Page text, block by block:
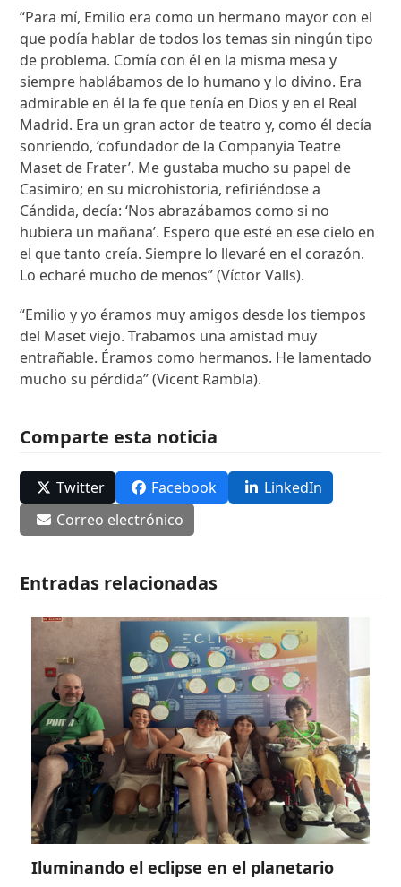
“Para mí, Emilio era como un hermano mayor con el
que podía hablar de todos los temas sin ningún tipo
de problema. Comía con él en la misma mesa y
siempre hablábamos de lo humano y lo divino. Era
admirable en él la fe que tenía en Dios y en el Real
Madrid. Era un gran actor de teatro y, como él decía
sonriendo, ‘cofundador de la Companyia Teatre
Maset de Frater’. Me gustaba mucho su papel de
Casimiro; en su microhistoria, refiriéndose a
Cándida, decía: ‘Nos abrazábamos como si no
hubiera un mañana’. Espero que esté en ese cielo en
el que tanto creía. Siempre lo llevaré en el corazón.
Lo echaré mucho de menos” (Víctor Valls).
“Emilio y yo éramos muy amigos desde los tiempos
del Maset viejo. Trabamos una amistad muy
entrañable. Éramos como hermanos. He lamentado
mucho su pérdida” (Vicent Rambla).
Comparte esta noticia
Twitter Facebook
LinkedIn
Correo electrónico
Entradas relacionadas
Iluminando el eclipse en el planetario